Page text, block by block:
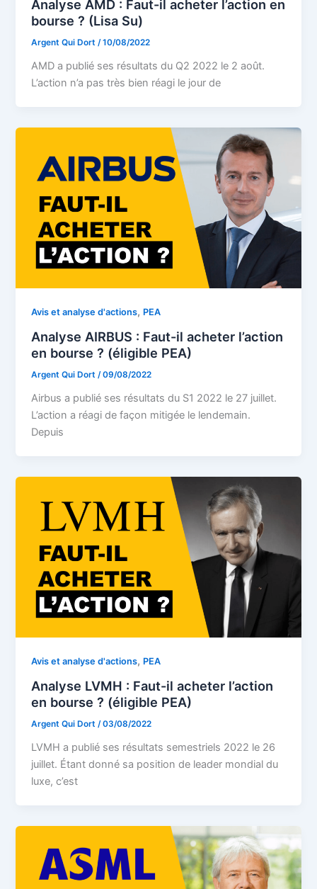
Analyse AMD : Faut-il acheter l’action en
bourse ? (Lisa Su)
Argent Qui Dort/10/08/2022
AMD a publié ses résultats du Q2 2022 le 2 août.
L’action n’a pas très bien réagi le jour de
Avis et analyse d'actions, PEA
Analyse AIRBUS : Faut-il acheter l’action
en bourse ? (éligible PEA)
Argent Qui Dort/09/08/2022
Airbus a publié ses résultats du S1 2022 le 27 juillet.
L’action a réagi de façon mitigée le lendemain.
Depuis
Avis et analyse d'actions, PEA
Analyse LVMH : Faut-il acheter l’action
en bourse ? (éligible PEA)
Argent Qui Dort/03/08/2022
LVMH a publié ses résultats semestriels 2022 le 26
juillet. Étant donné sa position de leader mondial du
luxe, c’est